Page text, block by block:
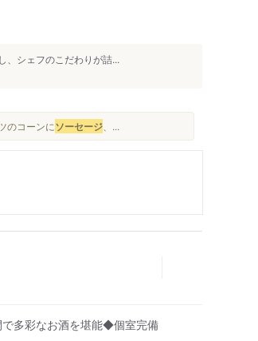
シェフのこだわりが詰...
のコーンにソーセージ 、...
多彩なお酒を堪能◆個室完備